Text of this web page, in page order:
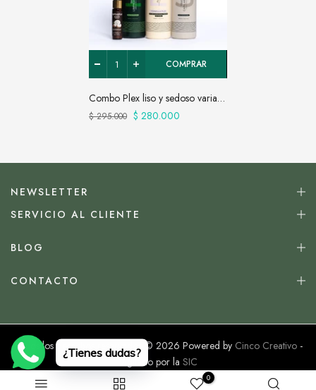
COMPRAR
Combo Plex liso y sedoso varias aplicaciones
$ 295.000 $ 280.000
NEWSLETTER
SERVICIO AL CLIENTE
BLOG
CONTACTO
Todos los derechos reservados © 2026 Powered by Cinco Creativo-
Vigilado por la SIC
0
¿Tienes dudas?